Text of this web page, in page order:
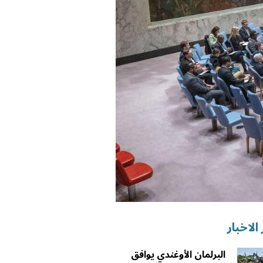
البرلمان الأوغندي يوافق